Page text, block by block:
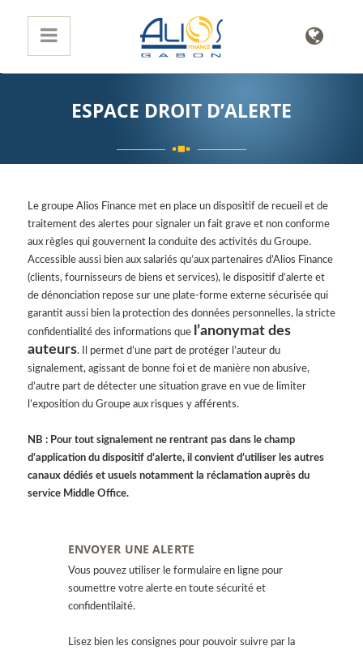
ESPACE DROIT D’ALERTE
Le groupe Alios Finance met en place un dispositif de recueil et de
traitement des alertes pour signaler un fait grave et non conforme
aux règles qui gouvernent la conduite des activités du Groupe.
Accessible aussi bien aux salariés qu’aux partenaires d’Alios Finance
(clients, fournisseurs de biens et services), le dispositif d’alerte et
de dénonciation repose sur une plate-forme externe sécurisée qui
garantit aussi bien la protection des données personnelles, la stricte
confidentialité des informations que
l’anonymat des
auteurs. Il permet d’une part de protéger l’auteur du
signalement, agissant de bonne foi et de manière non abusive,
d’autre part de détecter une situation grave en vue de limiter
l’exposition du Groupe aux risques y afférents.
NB : Pour tout signalement ne rentrant pas dans le champ
d’application du dispositif d’alerte, il convient d’utiliser les autres
canaux dédiés et usuels notamment la réclamation auprès du
service Middle Office.
ENVOYER UNE ALERTE
Vous pouvez utiliser le formulaire en ligne pour
soumettre votre alerte en toute sécurité et
confidentilaité.
Lisez bien les consignes pour pouvoir suivre par la